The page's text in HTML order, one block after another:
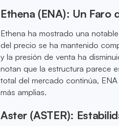
Ethena (ENA): Un Faro
Ethena ha mostrado una
del precio se ha mantenido
y la presión de venta ha
notan que la estructura parece
total del mercado continúa,
más amplias.
Aster (ASTER):